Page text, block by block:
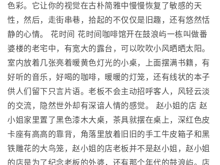
色彩。它让你的视觉在古朴简雅中慢慢恢复了敏感的天
性，然后，走街串巷，拾起的不仅仅是旧趣，还有悠然恬
静的心情。 花时间 花时间咖啡馆开在鼓浪屿一栋叫做番
婆楼的老宅中，有宽大的露台，可以吹吹小风晒晒太阳。
室内放着几张亮着暖黄色灯光的小桌，上面摆满书籍，有
好听的音乐，好喝的咖啡，暖暖的灯笼，还有线状的本子
供人们留下只言片语。老板不会主动招呼客人，风轻云淡
的交流，隐然世外却有深谙人情的感觉。 赵小姐的店 赵
小姐家里置了黑色漆木大桌，茶具就摆在桌上，深红色皮
卡座有高高的靠背，角落里放着旧旧的手工牛皮箱子和黑
铁雕花的大鸟笼，赵小姐的店老板并不是赵小姐，赵小姐
的店是为了纪念老板的外婆，还有那个年代的鼓浪屿。店